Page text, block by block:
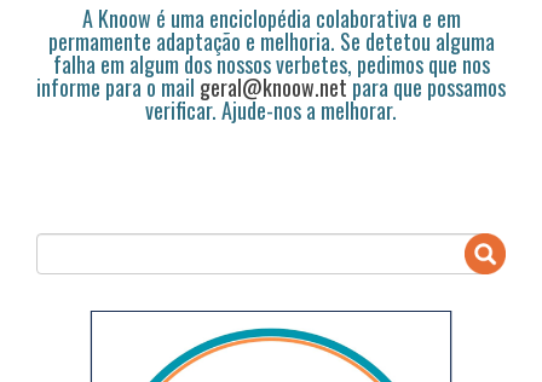
A Knoow é uma enciclopédia colaborativa e em
permamente adaptação e melhoria. Se detetou alguma
falha em algum dos nossos verbetes, pedimos que nos
informe para o mail geral@knoow.netpara que possamos
verificar. Ajude-nos a melhorar.